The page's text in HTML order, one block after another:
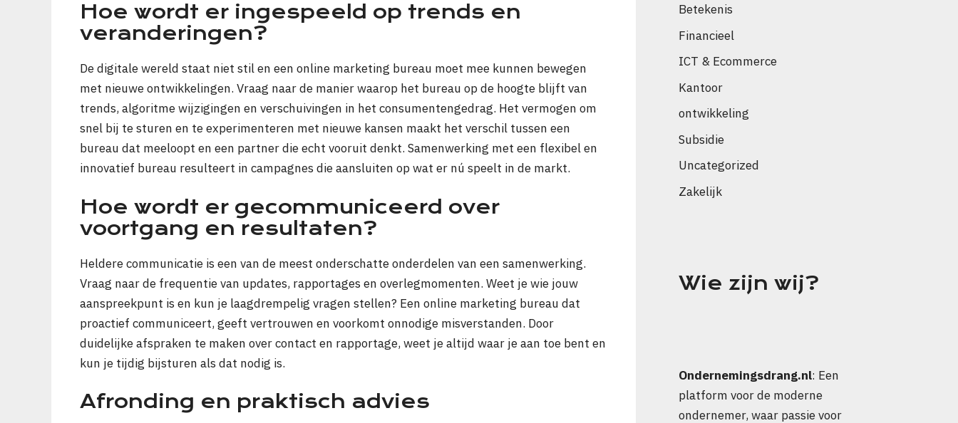
Hoe wordt er ingespeeld op trends en
veranderingen?
De digitale wereld staat niet stil en een online marketing bureau moet mee kunnen bewegen
met nieuwe ontwikkelingen. Vraag naar de manier waarop het bureau op de hoogte blijft van
trends, algoritme wijzigingen en verschuivingen in het consumentengedrag. Het vermogen om
snel bij te sturen en te experimenteren met nieuwe kansen maakt het verschil tussen een
bureau dat meeloopt en een partner die echt vooruit denkt. Samenwerking met een flexibel en
innovatief bureau resulteert in campagnes die aansluiten op wat er nú speelt in de markt.
Hoe wordt er gecommuniceerd over
voortgang en resultaten?
Heldere communicatie is een van de meest onderschatte onderdelen van een samenwerking.
Vraag naar de frequentie van updates, rapportages en overlegmomenten. Weet je wie jouw
aanspreekpunt is en kun je laagdrempelig vragen stellen? Een online marketing bureau dat
proactief communiceert, geeft vertrouwen en voorkomt onnodige misverstanden. Door
duidelijke afspraken te maken over contact en rapportage, weet je altijd waar je aan toe bent en
kun je tijdig bijsturen als dat nodig is.
Afronding en praktisch advies
Betekenis
Financieel
ICT & Ecommerce
Kantoor
ontwikkeling
Subsidie
Uncategorized
Zakelijk
Wie zijn wij?
Ondernemingsdrang.nl: Een
platform voor de moderne
ondernemer, waar passie voor